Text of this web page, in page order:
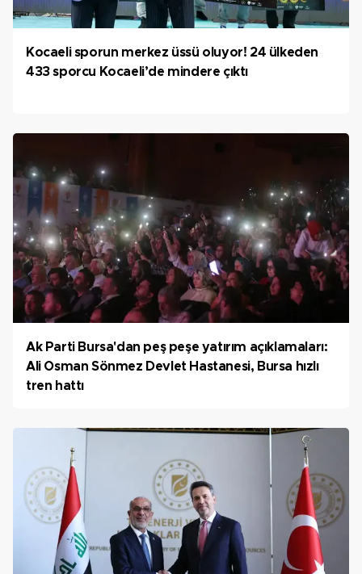
Kocaeli sporun merkez üssü oluyor! 24 ülkeden
433 sporcu Kocaeli’de mindere çıktı
Ak Parti Bursa'dan peş peşe yatırım açıklamaları:
Ali Osman Sönmez Devlet Hastanesi, Bursa hızlı
tren hattı